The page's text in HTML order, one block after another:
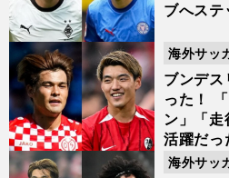
ブへステ
ブンデス
った！
ン」「
活躍だっ
海外サッ
海外サッ